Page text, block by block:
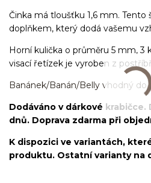
Činka má tloušťku 1,6 mm. Tento
doplňkem, který dodá vašemu
Horní kulička o průměru 5 mm, 3
visací řetízek je vyroben z
Banánek/Banán/Belly vhodný do
Dodáváno v dárkové krabičce.
dnů. Doprava zdarma při
K dispozici ve variantách,
produktu. Ostatní varianty na